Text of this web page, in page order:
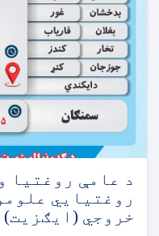
د عامې روغتيا
روغتيايي
خروجي